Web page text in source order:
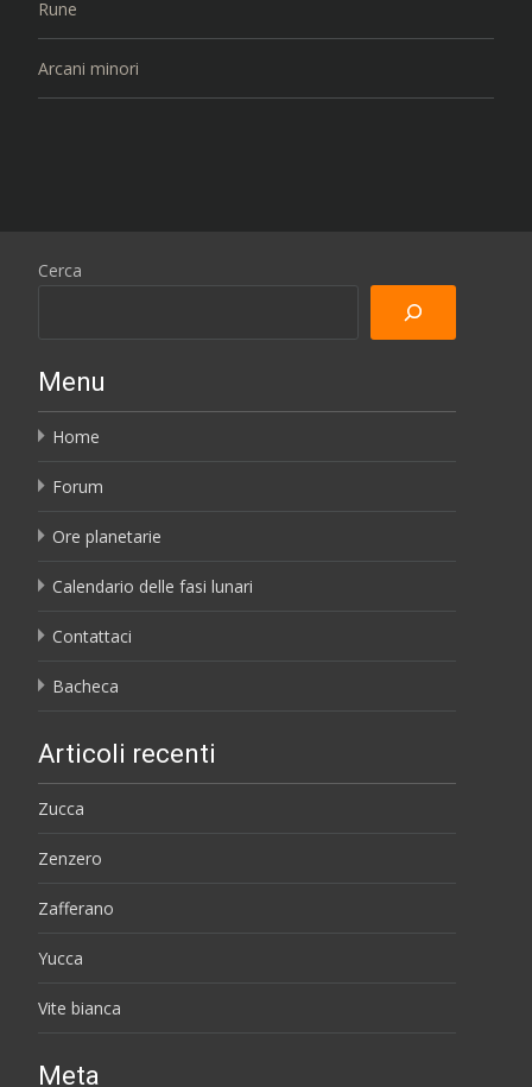
Rune
Arcani minori
Cerca
Menu
Home
Forum
Ore planetarie
Calendario delle fasi lunari
Contattaci
Bacheca
Articoli recenti
Zucca
Zenzero
Zafferano
Yucca
Vite bianca
Meta